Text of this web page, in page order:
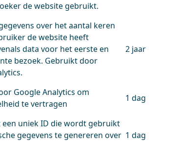
de website gebruikt.
over het aantal keren
de website heeft
data voor het eerste en
bezoek. Gebruikt door
2 jaar
Google Analytics om
te vertragen
1 dag
een uniek ID die wordt gebruikt
gegevens te genereren over 1 dag